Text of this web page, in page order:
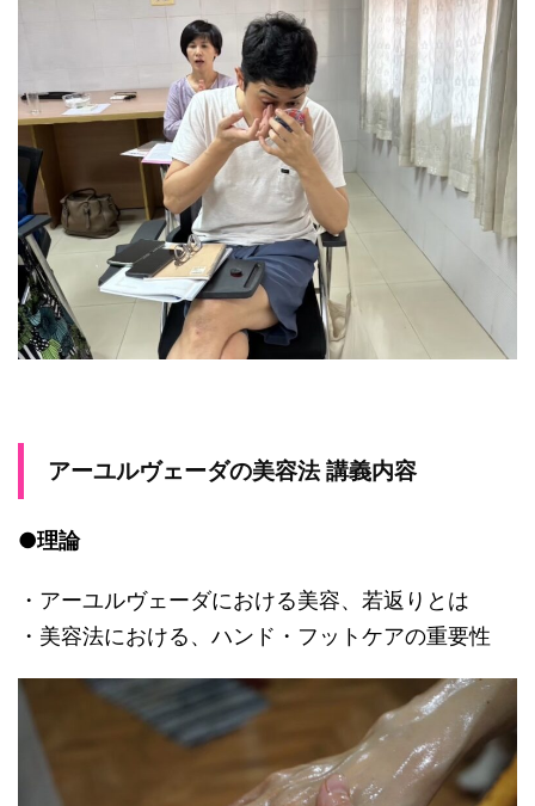
アーユルヴェーダの美容法 講義内容
●理論
・アーユルヴェーダにおける美容、若返りとは
・美容法における、ハンド・フットケアの重要性